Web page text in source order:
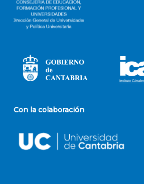
Con la colaboración